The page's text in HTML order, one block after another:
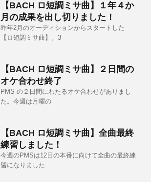
【BACH ロ短調ミサ曲】１年４か
月の成果を出し切りました！
昨年2月のオーディションからスタートした
【ロ短調ミサ曲】。3
【BACH ロ短調ミサ曲】２日間の
オケ合わせ終了
PMS の２日間にわたるオケ合わせがありまし
た。今週は月曜の
【BACH ロ短調ミサ曲】全曲最終
練習しました！
今週のPMSは12日の本番に向けて全曲の最終練
習になりました